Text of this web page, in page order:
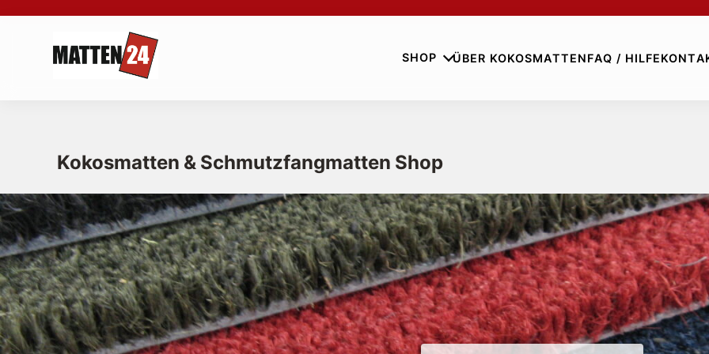
SHOP ÜBER KOKOSMATTENFAQ / HILFE
Kokosmatten & Schmutzfangmatten Shop